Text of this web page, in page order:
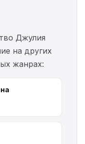
Джулия
на других
жанрах: